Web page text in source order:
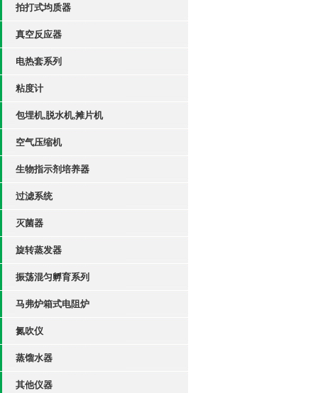
拍打式均质器
真空反应器
电热套系列
粘度计
包埋机,脱水机,摊片机
空气压缩机
生物指示剂培养器
过滤系统
灭菌器
旋转蒸发器
振荡混匀孵育系列
马弗炉箱式电阻炉
氮吹仪
蒸馏水器
其他仪器